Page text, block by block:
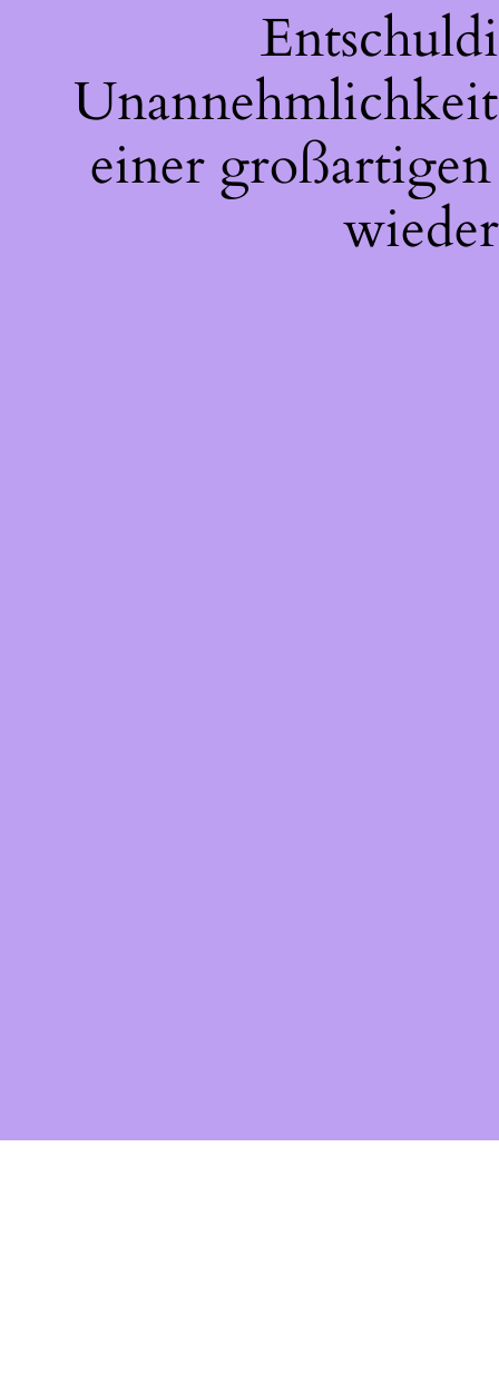
einer großartigen